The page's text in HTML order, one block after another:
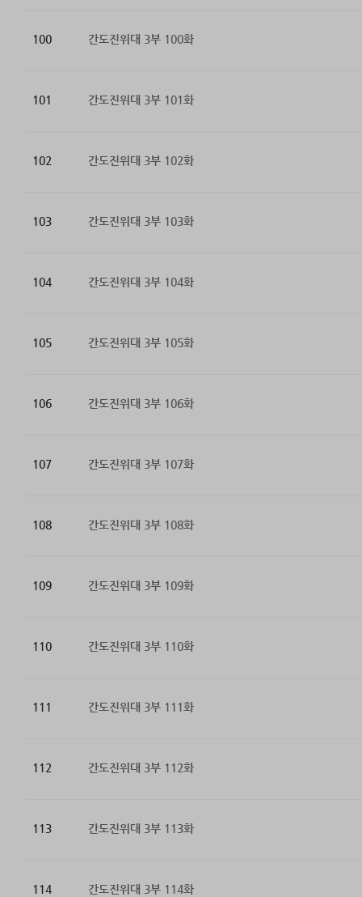
100 간도진위대 3부 100화
101 간도진위대 3부 101화
102 간도진위대 3부 102화
103 간도진위대 3부 103화
104 간도진위대 3부 104화
105 간도진위대 3부 105화
106 간도진위대 3부 106화
107 간도진위대 3부 107화
108 간도진위대 3부 108화
109 간도진위대 3부 109화
110 간도진위대 3부 110화
111 간도진위대 3부 111화
112 간도진위대 3부 112화
113 간도진위대 3부 113화
114 간도진위대 3부 114화